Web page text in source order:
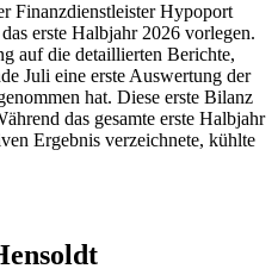
Finanzdienstleister Hypoport
erste Halbjahr 2026 vorlegen.
auf die detaillierten Berichte,
Juli eine erste Auswertung der
hat. Diese erste Bilanz
das gesamte erste Halbjahr
Ergebnis verzeichnete, kühlte